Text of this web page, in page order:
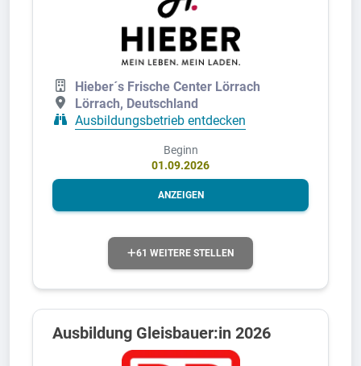
Hieber´s Frische Center Lörrach
Lörrach, Deutschland
Ausbildungsbetrieb entdecken
Beginn
01.09.2026
ANZEIGEN
61 WEITERE STELLEN
Ausbildung Gleisbauer:in 2026